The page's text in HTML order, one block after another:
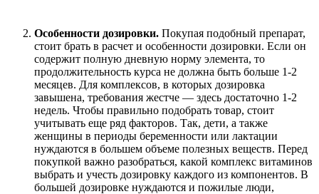
Особенности дозировки. Покупая подобный препарат,
стоит брать в расчет и особенности дозировки. Если он
содержит полную дневную норму элемента, то
продолжительность курса не должна быть больше 1-2
месяцев. Для комплексов, в которых дозировка
завышена, требования жестче — здесь достаточно 1-2
недель. Чтобы правильно подобрать товар, стоит
учитывать еще ряд факторов. Так, дети, а также
женщины в периоды беременности или лактации
нуждаются в большем объеме полезных веществ. Перед
покупкой важно разобраться, какой комплекс витаминов
выбрать и учесть дозировку каждого из компонентов. В
большей дозировке нуждаются и пожилые люди,